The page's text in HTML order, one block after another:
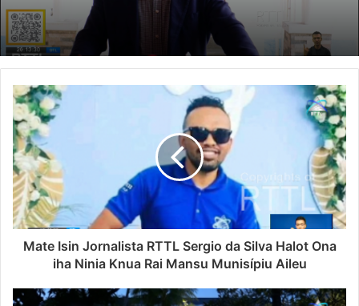
Mate Isin Jornalista RTTL Sergio da Silva Halot Ona
iha Ninia Knua Rai Mansu Munisípiu Aileu